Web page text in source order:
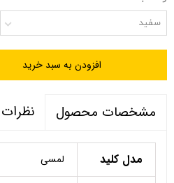
سفید
افزودن به سبد خرید
مشخصات محصول نظرات
مدل کلید لمسی